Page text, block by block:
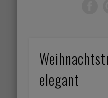
elegant